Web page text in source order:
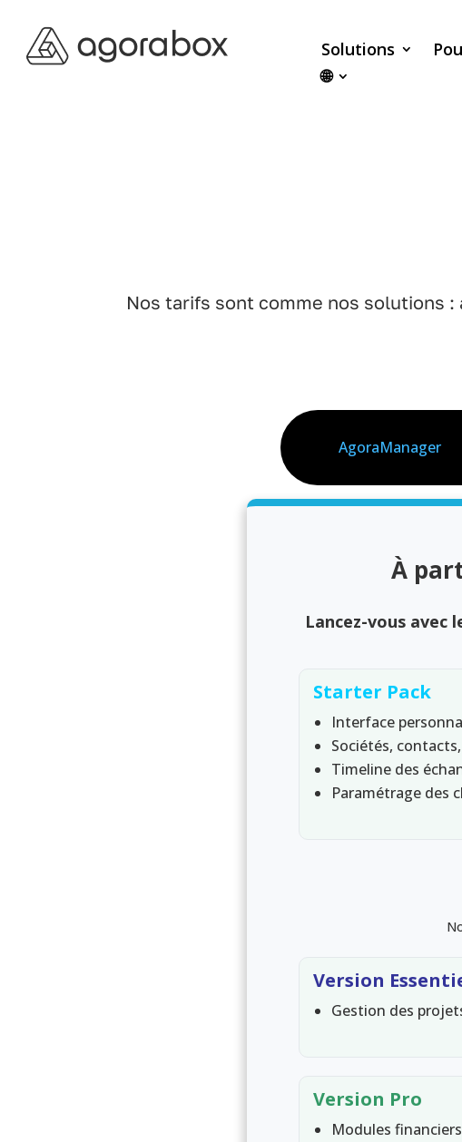
Solutions
🌐
Nos tarifs sont comme nos solutions
AgoraManager
À
Lancez-vous avec
Starter Pack
Interface
Sociétés,
Timeline des
Paramétrage des
Version
Gestion des
Version Pro
Modules